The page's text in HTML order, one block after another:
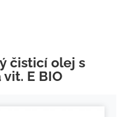
čisticí olej s
E BIO